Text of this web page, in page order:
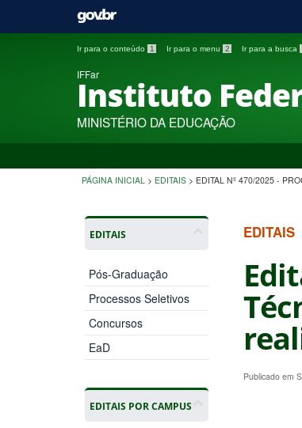
Ir para o conteúdo 1 Ir para o menu 2 Ir para a busca
IFFar
Instituto
MINISTÉRIO DA EDUCAÇÃO
PÁGINA INICIAL > EDITAIS > EDITAL Nº 470/2025 -
EDITAIS
Pós-Graduação
Processos Seletivos
Concursos
EaD
EDITAIS POR CAMPUS
EDITAIS
Publicado em